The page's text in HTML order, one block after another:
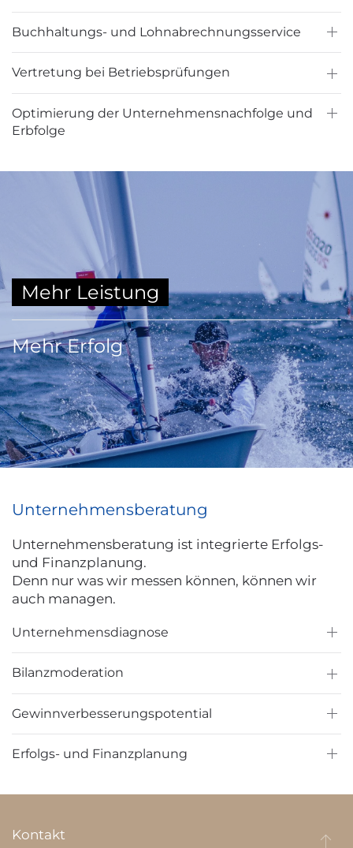
Buchhaltungs- und Lohnabrechnungsservice
Vertretung bei Betriebsprüfungen
Optimierung der Unternehmensnachfolge und
Erbfolge
Mehr Leistung
Mehr Erfolg
Unternehmensberatung
Unternehmensberatung ist integrierte Erfolgs-
und Finanzplanung.
Denn nur was wir messen können, können wir
auch managen.
Unternehmensdiagnose
Bilanzmoderation
Gewinnverbesserungs­potential
Erfolgs- und Finanzplanung
Kontakt